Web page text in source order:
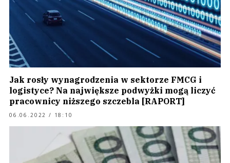
Jak rosły wynagrodzenia w sektorze FMCG i
logistyce? Na największe podwyżki mogą liczyć
pracownicy niższego szczebla [RAPORT]
06.06.2022 / 18:10